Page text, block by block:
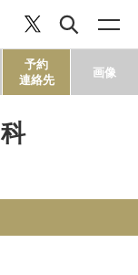
予約
連絡先
画像